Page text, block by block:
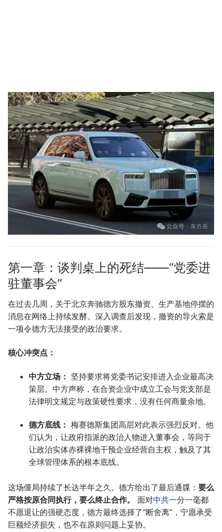
第一章：谈判桌上的死结——“党委进
驻董事会”
在过去几周，关于北京奔驰德方股东撤资、生产基地停摆的
消息在网络上持续发酵。深入调查后发现，撤资的导火索是
一项令德方无法接受的政治要求。
核心冲突点：
中方立场： 坚持要求将党委书记安排进入企业最高决
策层。中方声称，在合资企业中成立工会与党支部是
法律明文规定与政策硬性要求，没有任何商量余地。
德方底线： 梅赛德斯集团高层对此表示强烈反对。他
们认为，让政府指派的政治人物进入董事会，等同于
让政治实体赤裸裸地干预企业经营自主权，触及了其
全球管理体系的根本底线。
这场僵局持续了长达半年之久。德方给出了最后通牒： 要么
严格按原合同执行，要么终止合作。
面对中共一分一毫都
不愿退让的强硬态度，德方最终选择了“断舍离”，宁愿承受
巨额经济损失，也不在原则问题上妥协。